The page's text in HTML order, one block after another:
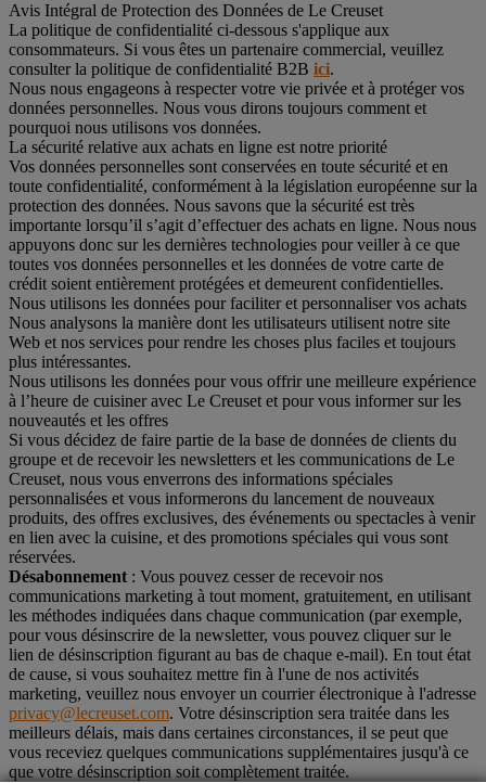
Avis Intégral de Protection des Données de Le Creuset
La politique de confidentialité ci-dessous s'applique aux
consommateurs. Si vous êtes un partenaire commercial, veuillez
consulter la politique de confidentialité B2B ici.
Nous nous engageons à respecter votre vie privée et à protéger vos
données personnelles. Nous vous dirons toujours comment et
pourquoi nous utilisons vos données.
La sécurité relative aux achats en ligne est notre priorité
Vos données personnelles sont conservées en toute sécurité et en
toute confidentialité, conformément à la législation européenne sur la
protection des données. Nous savons que la sécurité est très
importante lorsqu’il s’agit d’effectuer des achats en ligne. Nous nous
appuyons donc sur les dernières technologies pour veiller à ce que
toutes vos données personnelles et les données de votre carte de
crédit soient entièrement protégées et demeurent confidentielles.
Nous utilisons les données pour faciliter et personnaliser vos achats
Nous analysons la manière dont les utilisateurs utilisent notre site
Web et nos services pour rendre les choses plus faciles et toujours
plus intéressantes.
Nous utilisons les données pour vous offrir une meilleure expérience
à l’heure de cuisiner avec Le Creuset et pour vous informer sur les
nouveautés et les offres
Si vous décidez de faire partie de la base de données de clients du
groupe et de recevoir les newsletters et les communications de Le
Creuset, nous vous enverrons des informations spéciales
personnalisées et vous informerons du lancement de nouveaux
produits, des offres exclusives, des événements ou spectacles à venir
en lien avec la cuisine, et des promotions spéciales qui vous sont
réservées.
Désabonnement : Vous pouvez cesser de recevoir nos
communications marketing à tout moment, gratuitement, en utilisant
les méthodes indiquées dans chaque communication (par exemple,
pour vous désinscrire de la newsletter, vous pouvez cliquer sur le
lien de désinscription figurant au bas de chaque e-mail). En tout état
de cause, si vous souhaitez mettre fin à l'une de nos activités
marketing, veuillez nous envoyer un courrier électronique à l'adresse
privacy@lecreuset.com. Votre désinscription sera traitée dans les
meilleurs délais, mais dans certaines circonstances, il se peut que
vous receviez quelques communications supplémentaires jusqu'à ce
que votre désinscription soit complètement traitée.